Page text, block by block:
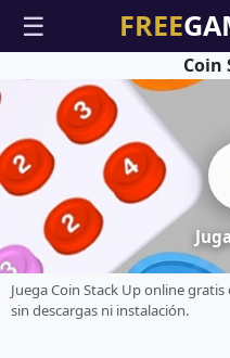
☰
Coin
Juega Coin Stack Up online
sin descargas ni instalación.